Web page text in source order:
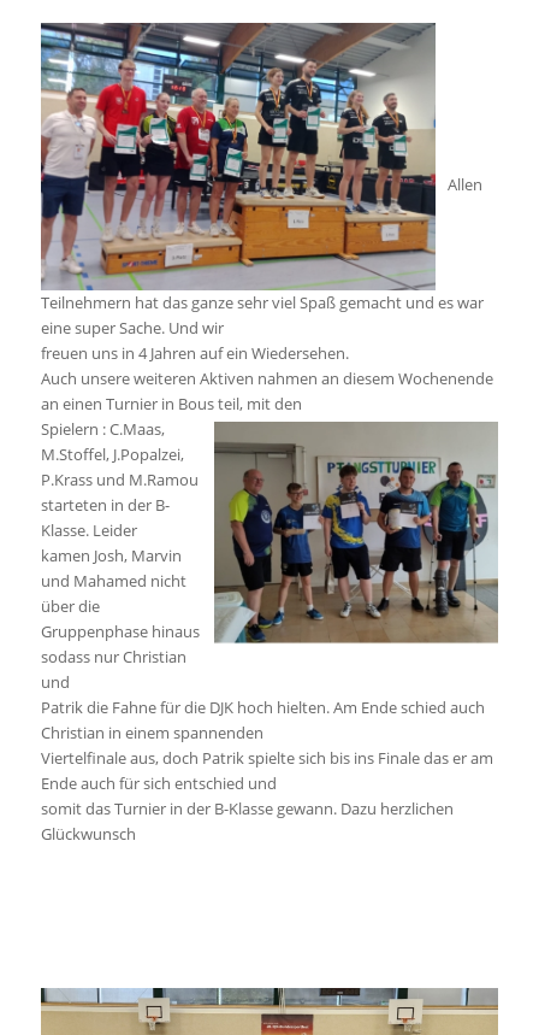
Allen
Teilnehmern hat das ganze sehr viel Spaß gemacht und es war
eine super Sache. Und wir
freuen uns in 4 Jahren auf ein Wiedersehen.
Auch unsere weiteren Aktiven nahmen an diesem Wochenende
an einen Turnier in Bous teil, mit den
Spielern : C.Maas,
M.Stoffel, J.Popalzei,
P.Krass und M.Ramou
starteten in der B-
Klasse. Leider
kamen Josh, Marvin
und Mahamed nicht
über die
Gruppenphase hinaus
sodass nur Christian
und
Patrik die Fahne für die DJK hoch hielten. Am Ende schied auch
Christian in einem spannenden
Viertelfinale aus, doch Patrik spielte sich bis ins Finale das er am
Ende auch für sich entschied und
somit das Turnier in der B-Klasse gewann. Dazu herzlichen
Glückwunsch